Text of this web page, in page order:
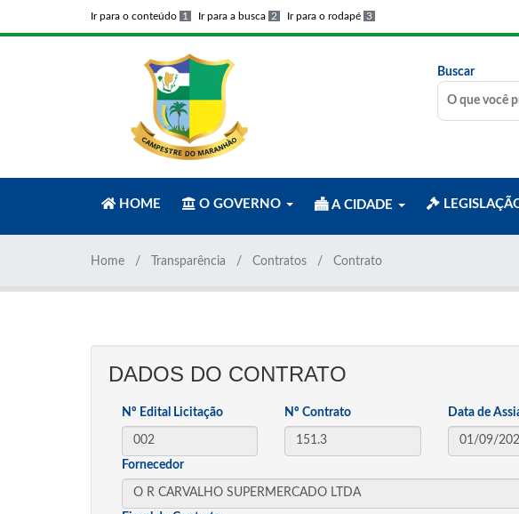
Ir para o conteúdo 1 Ir para a busca 2 Ir para o rodapé 3
Buscar
HOME O GOVERNO A CIDADE
Home Transparência Contratos Contrato
DADOS DO CONTRATO
Nº Edital Licitação Nº Contrato Data de
Fornecedor